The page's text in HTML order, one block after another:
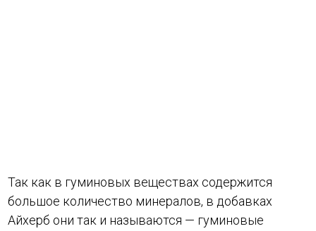
Так как в гуминовых веществах содержится
большое количество минералов, в добавках
Айхерб они так и называются — гуминовые